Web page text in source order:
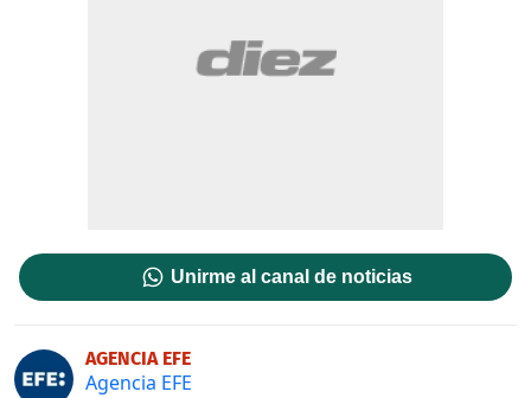
Unirme al canal de noticias
AGENCIA EFE
Agencia EFE